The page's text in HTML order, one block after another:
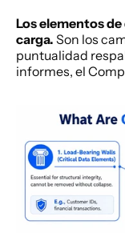
Los elementos
carga. Son los
puntualidad
informes, el